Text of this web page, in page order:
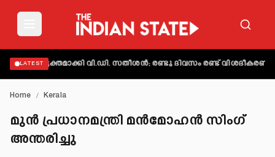
LATEST
വ്യക്തമാക്കി വി.ഡി. സതീശൻ; രണ്ടു ദിവസം രണ്ട്
Home / Kerala
മുന്‍ പ്രധാനമന്ത്രി മന്‍മോഹന്‍ സിംഗ്
അന്തരിച്ചു